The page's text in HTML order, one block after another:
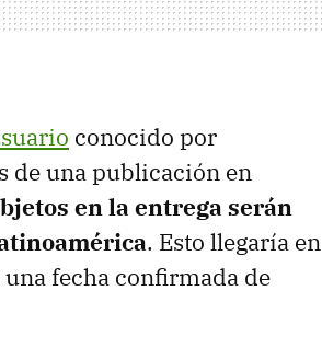
conocido por
de una publicación en
en la entrega serán
. Esto llegaría en
fecha confirmada de